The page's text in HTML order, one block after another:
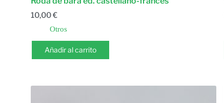
10,00€
Otros
Añadir al carrito